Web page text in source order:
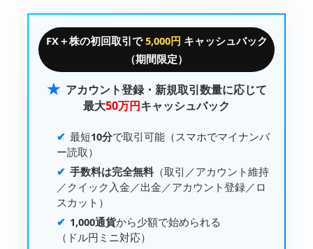
FX＋株の初回取引で5,000円 キャッシュバック
（期間限定）
★ アカウント登録・新規取引数量に応じて
最大50万円キャッシュバック
最短10分で取引可能（スマホでマイナンバ
ー読取）
手数料は完全無料 （取引／アカウント維持
／ クイック入金／出金／アカウント登録／ロ
スカット）
1,000通貨から少額で始められる
（ ドル円ミニ対応）